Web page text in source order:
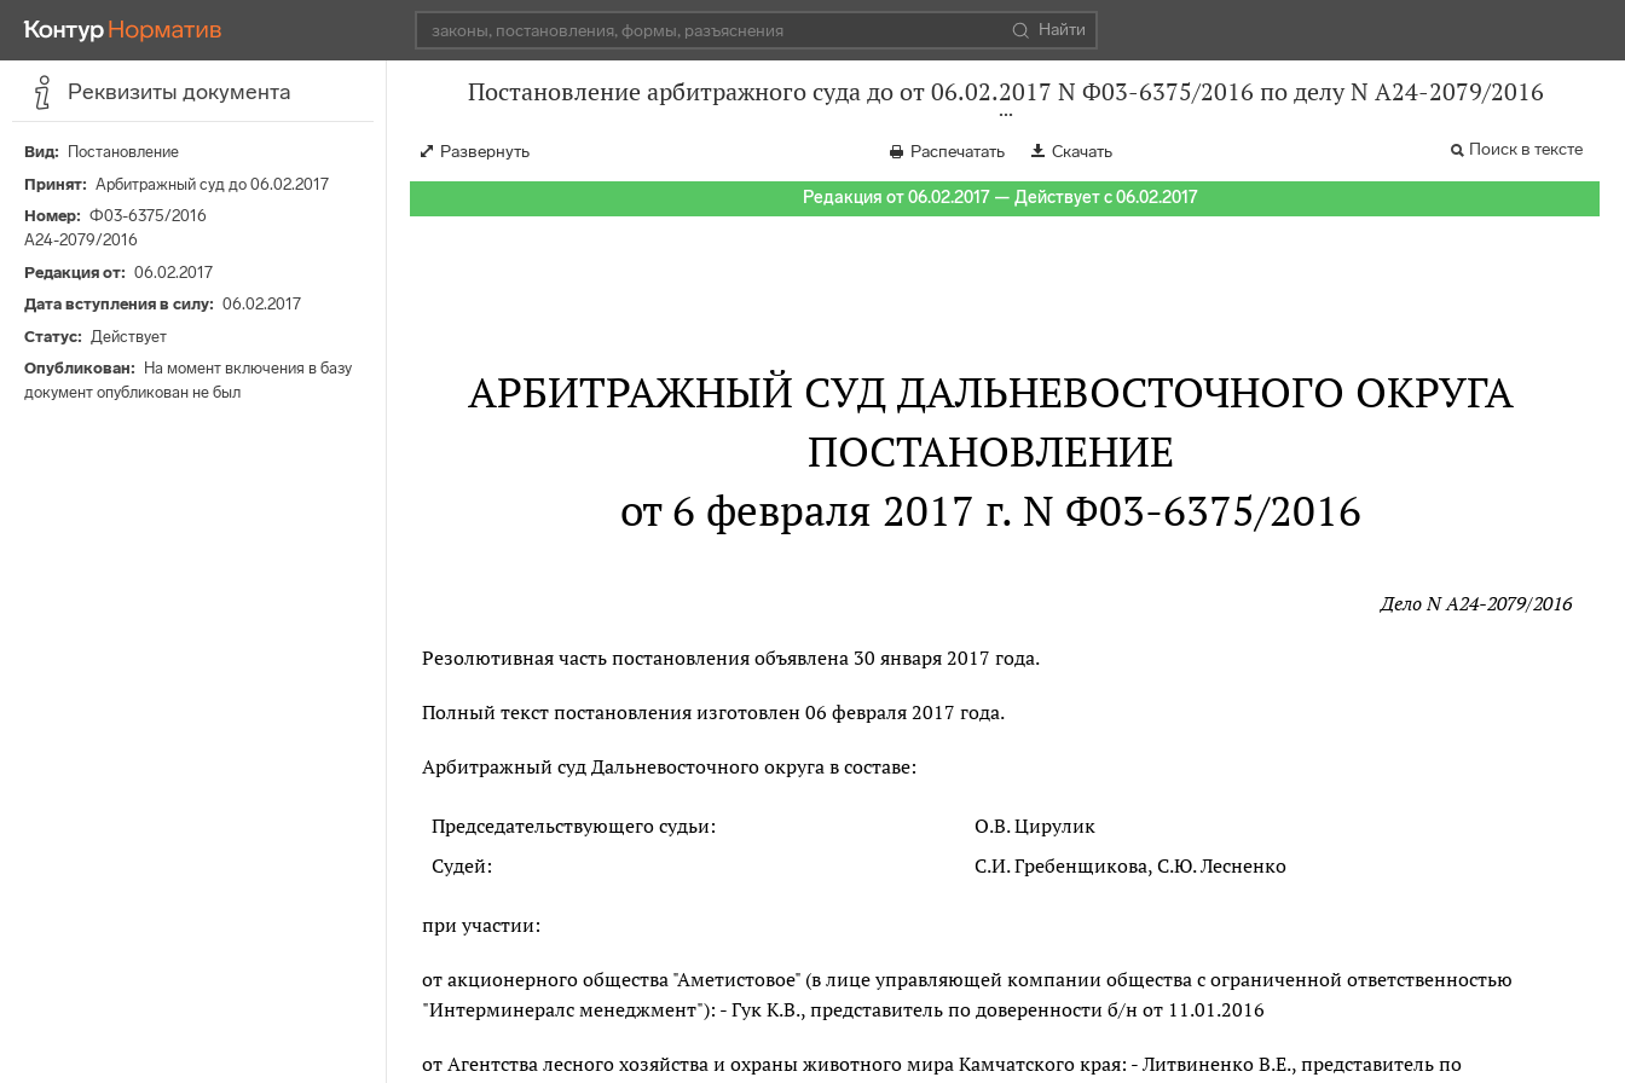
Найти
Реквизиты документа
Вид
Постановление
Принят
Арбитражный суд до 06.02.2017
Номер
Ф03-6375/2016
А24-2079/2016
Редакция от
06.02.2017
Дата вступления в силу
06.02.2017
Статус
Действует
Опубликован
На момент включения в базу
документ опубликован не был
Постановление арбитражного суда до от 06.02.2017 N Ф03-6375/2016 по делу N А24-2079/2016
Развернуть Распечатать Скачать Поиск в тексте
Редакция от 06.02.2017 — Действует с 06.02.2017
АРБИТРАЖНЫЙ СУД ДАЛЬНЕВОСТОЧНОГО ОКРУГА
ПОСТАНОВЛЕНИЕ
от 6 февраля 2017 г. N Ф03-6375/2016
Дело N А24-2079/2016
Резолютивная часть постановления объявлена 30 января 2017 года.
Полный текст постановления изготовлен 06 февраля 2017 года.
Арбитражный суд Дальневосточного округа в составе:
Председательствующего судьи:
О.В. Цирулик
Судей:
С.И. Гребенщикова, С.Ю. Лесненко
при участии:
от акционерного общества "Аметистовое" (в лице управляющей компании общества с ограниченной ответственностью
"Интерминералс менеджмент"): - Гук К.В., представитель по доверенности б/н от 11.01.2016
от Агентства лесного хозяйства и охраны животного мира Камчатского края: - Литвиненко В.Е., представитель по